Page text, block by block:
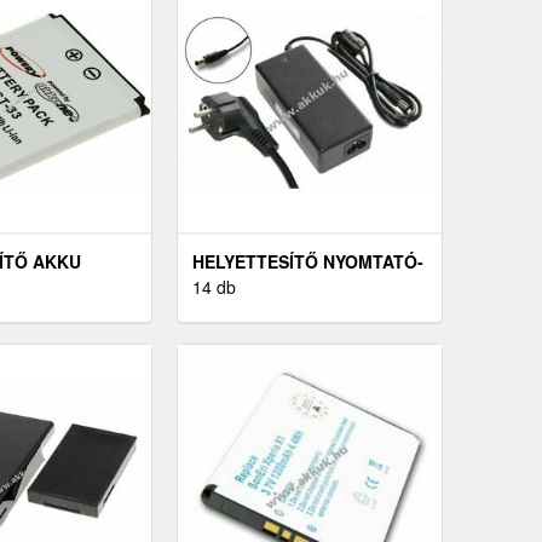
AKKU
W890I
HELYETTESÍTŐ NYOMTATÓ-
HÁLÓZATI ADAPTER
14 db